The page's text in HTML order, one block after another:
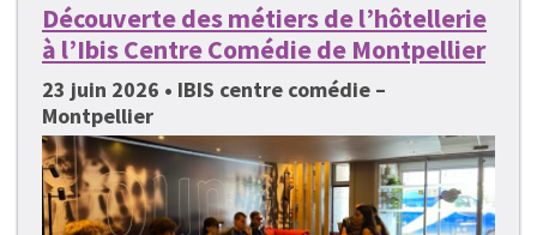
Découverte des métiers de l’hôtellerie
à l’Ibis Centre Comédie de Montpellier
23 juin 2026 • IBIS centre comédie –
Montpellier